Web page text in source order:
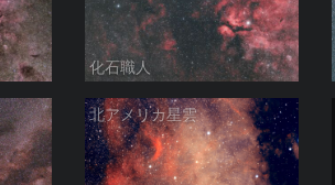
化石職人
北アメリカ星雲